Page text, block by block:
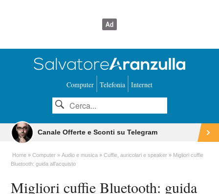
Computer Telefonia Internet
Canale Offerte e Sconti su Telegram
Home Computer Audio e musica Cuffie, auricolari e speaker
Migliori cuffie
Bluetooth: guida all'acquisto
Migliori cuffie Bluetooth: guida